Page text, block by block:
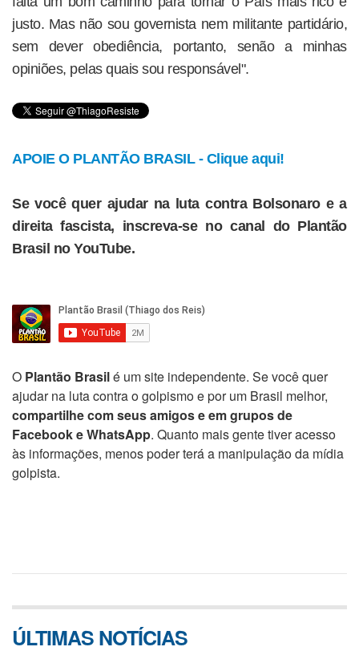
justo. Mas não sou governista nem militante partidário,
sem dever obediência, portanto, senão a minhas
opiniões, pelas quais sou responsável".
APOIE O PLANTÃO BRASIL - Clique aqui!
Se você quer ajudar na luta contra Bolsonaro e a
direita fascista, inscreva-se no canal do Plantão
Brasil no YouTube.
O Plantão Brasilé um site independente. Se você quer
ajudar na luta contra o golpismo e por um Brasil melhor,
compartilhe com seus amigos e em grupos de
Facebook e WhatsApp. Quanto mais gente tiver acesso
às informações, menos poder terá a manipulação da mídia
golpista.
ÚLTIMAS NOTÍCIAS